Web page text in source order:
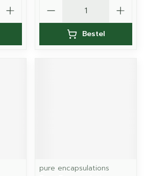
Bestel
pure encapsulations